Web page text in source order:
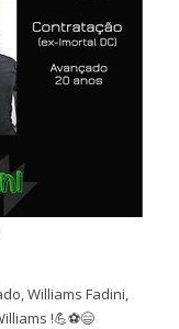
Williams Fadini,
!💪⚽😄